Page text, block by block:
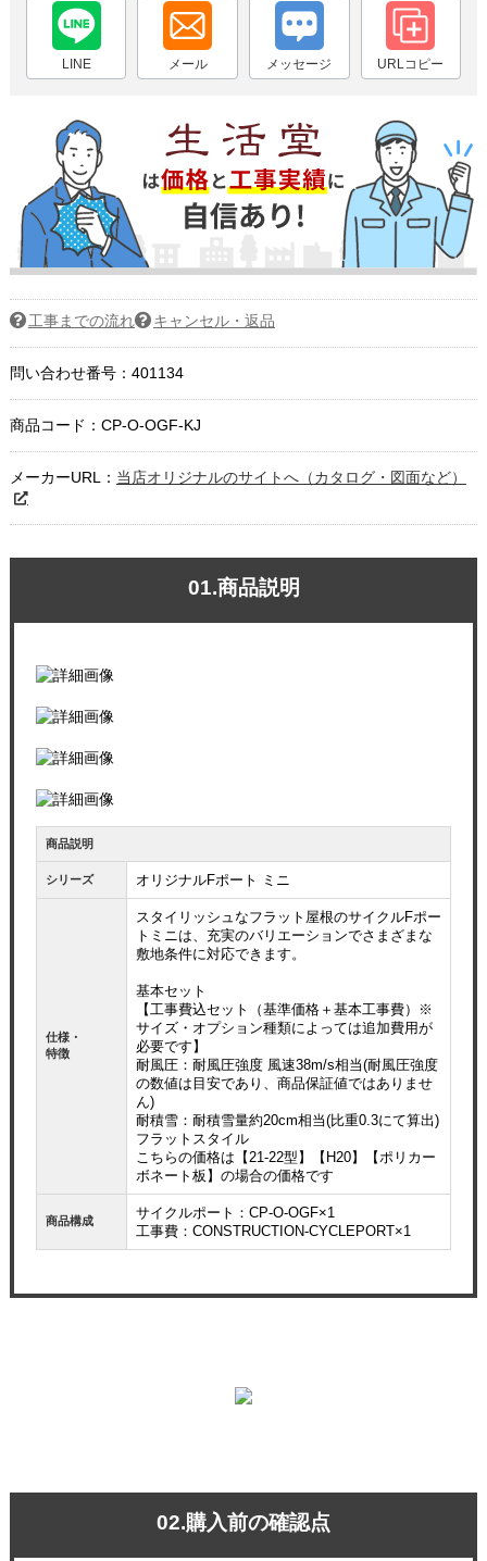
LINE メール メッセージ URLコピー
工事までの流れ キャンセル・返品
問い合わせ番号：401134
商品コード： CP-O-OGF-KJ
メーカーURL： 当店オリジナルのサイトへ（カタログ・図面など）
01.商品説明
商品説明
シリーズ オリジナルFポート ミニ
仕様・
特徴
スタイリッシュなフラット屋根のサイクルFポー
トミニは、充実のバリエーションでさまざまな
敷地条件に対応できます。
基本セット
【工事費込セット（基準価格＋基本工事費）※
サイズ・オプション種類によっては追加費用が
必要です】
耐風圧：耐風圧強度 風速38m/s相当(耐風圧強度
の数値は目安であり、商品保証値ではありませ
ん)
耐積雪：耐積雪量約20cm相当(比重0.3にて算出)
フラットスタイル
こちらの価格は【21-22型】【H20】【ポリカー
ボネート板】の場合の価格です
商品構成
サイクルポート：CP-O-OGF×1
工事費：CONSTRUCTION-CYCLEPORT×1
02.購入前の確認点